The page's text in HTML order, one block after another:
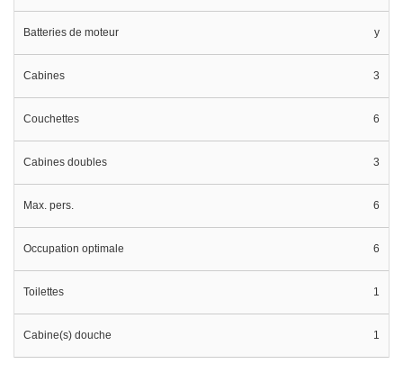
Batteries de moteur y
Cabines 3
Couchettes 6
Cabines doubles 3
Max. pers. 6
Occupation optimale 6
Toilettes 1
Cabine(s) douche 1